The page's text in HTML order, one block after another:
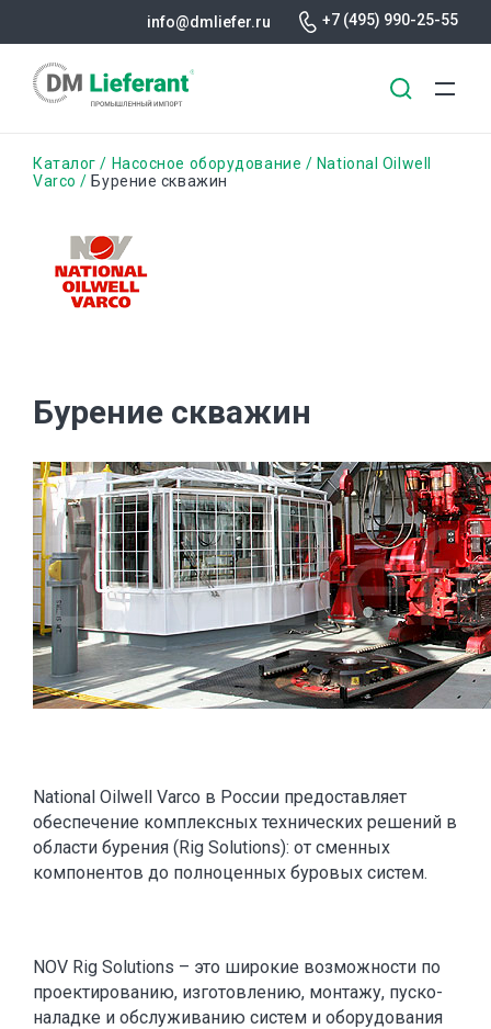
содержанию
info@dmliefer.ru +7 (495) 990-25-55
Строка
Каталог Насосное оборудование
National Oilwell
Varco
Бурение скважин
Бурение скважин
National Oilwell Varco в России предоставляет
обеспечение комплексных технических решений в
области бурения (Rig Solutions): от сменных
компонентов до полноценных буровых систем.
NOV Rig Solutions – это широкие возможности по
проектированию, изготовлению, монтажу, пуско-
наладке и обслуживанию систем и оборудования